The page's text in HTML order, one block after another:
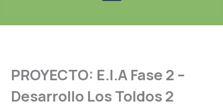
PROYECTO: E.I.A Fase 2 –
Desarrollo Los Toldos 2